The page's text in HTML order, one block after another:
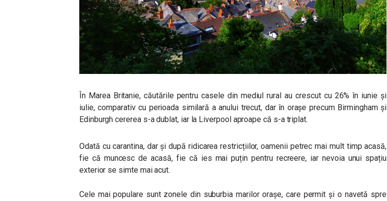
În Marea Britanie, căutările pentru casele din mediul rural au crescut cu 26% în iunie și
iulie, comparativ cu perioada similară a anului trecut, dar în orașe precum Birmingham și
Edinburgh cererea s-a dublat, iar la Liverpool aproape că s-a triplat.
Odată cu carantina, dar și după ridicarea restricțiilor, oamenii petrec mai mult timp acasă,
fie că muncesc de acasă, fie că ies mai puțin pentru recreere, iar nevoia unui spațiu
exterior se simte mai acut.
Cele mai populare sunt zonele din suburbia marilor orașe, care permit și o navetă spre